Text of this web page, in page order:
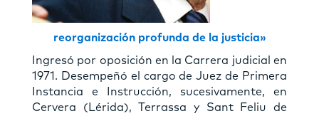
reorganización profunda de la justicia»
Ingresó por oposición en la Carrera judicial en
1971. Desempeñó el cargo de Juez de Primera
Instancia e Instrucción, sucesivamente, en
Cervera (Lérida), Terrassa y Sant Feliu de